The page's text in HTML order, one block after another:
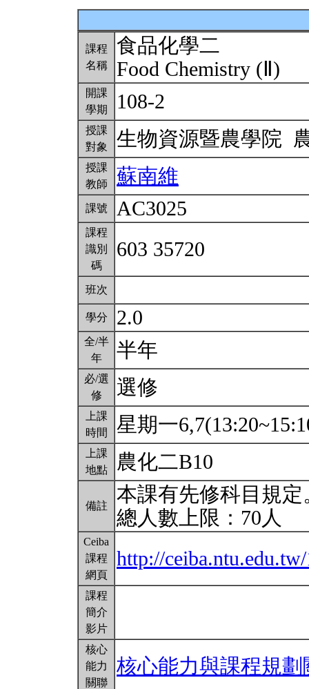
課程
名稱
食品化學二
Food Chemistry (Ⅱ)
開課
學期
108-2
授課
對象
生物資源暨農學院
授課
教師
蘇南維
課號 AC3025
課程
識別
碼
603 35720
班次
學分 2.0
全/半
年
半年
必/選
修
選修
上課
時間
星期一
上課
地點
農化二B10
備註
本課有先修科目規
總人數上限：70人
Ceiba
課程
網頁
http://
課程
簡介
影片
核心
能力
關聯
核心能力與課程規劃